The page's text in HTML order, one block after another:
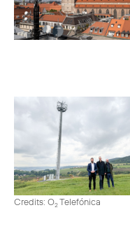
Credits: O2Telefónica